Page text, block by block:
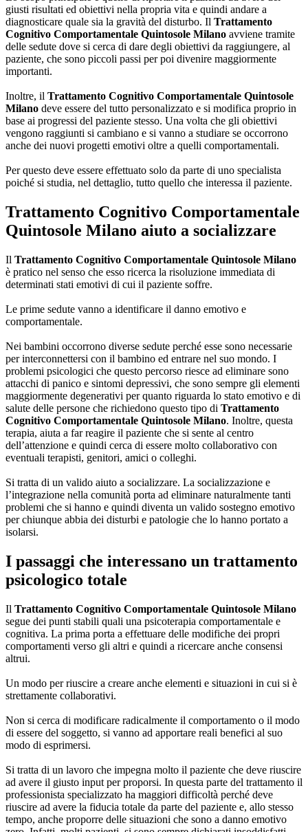
giusti risultati ed obiettivi nella propria vita e quindi andare a
diagnosticare quale sia la gravità del disturbo. Il Trattamento
Cognitivo Comportamentale Quintosole Milano avviene tramite
delle sedute dove si cerca di dare degli obiettivi da raggiungere, al
paziente, che sono piccoli passi per poi divenire maggiormente
importanti.
Inoltre, il Trattamento Cognitivo Comportamentale Quintosole
Milano deve essere del tutto personalizzato e si modifica proprio in
base ai progressi del paziente stesso. Una volta che gli obiettivi
vengono raggiunti si cambiano e si vanno a studiare se occorrono
anche dei nuovi progetti emotivi oltre a quelli comportamentali.
Per questo deve essere effettuato solo da parte di uno specialista
poiché si studia, nel dettaglio, tutto quello che interessa il paziente.
Trattamento Cognitivo Comportamentale
Quintosole Milano aiuto a socializzare
Il Trattamento Cognitivo Comportamentale Quintosole Milano
è pratico nel senso che esso ricerca la risoluzione immediata di
determinati stati emotivi di cui il paziente soffre.
Le prime sedute vanno a identificare il danno emotivo e
comportamentale.
Nei bambini occorrono diverse sedute perché esse sono necessarie
per interconnettersi con il bambino ed entrare nel suo mondo. I
problemi psicologici che questo percorso riesce ad eliminare sono
attacchi di panico e sintomi depressivi, che sono sempre gli elementi
maggiormente degenerativi per quanto riguarda lo stato emotivo e di
salute delle persone che richiedono questo tipo di Trattamento
Cognitivo Comportamentale Quintosole Milano. Inoltre, questa
terapia, aiuta a far reagire il paziente che si sente al centro
dell’attenzione e quindi cerca di essere molto collaborativo con
eventuali terapisti, genitori, amici o colleghi.
Si tratta di un valido aiuto a socializzare. La socializzazione e
l’integrazione nella comunità porta ad eliminare naturalmente tanti
problemi che si hanno e quindi diventa un valido sostegno emotivo
per chiunque abbia dei disturbi e patologie che lo hanno portato a
isolarsi.
I passaggi che interessano un trattamento
psicologico totale
Il Trattamento Cognitivo Comportamentale Quintosole Milano
segue dei punti stabili quali una psicoterapia comportamentale e
cognitiva. La prima porta a effettuare delle modifiche dei propri
comportamenti verso gli altri e quindi a ricercare anche consensi
altrui.
Un modo per riuscire a creare anche elementi e situazioni in cui si è
strettamente collaborativi.
Non si cerca di modificare radicalmente il comportamento o il modo
di essere del soggetto, si vanno ad apportare reali benefici al suo
modo di esprimersi.
Si tratta di un lavoro che impegna molto il paziente che deve riuscire
ad avere il giusto input per proporsi. In questa parte del trattamento il
professionista specializzato ha maggiori difficoltà perché deve
riuscire ad avere la fiducia totale da parte del paziente e, allo stesso
tempo, anche proporre delle situazioni che sono a danno emotivo